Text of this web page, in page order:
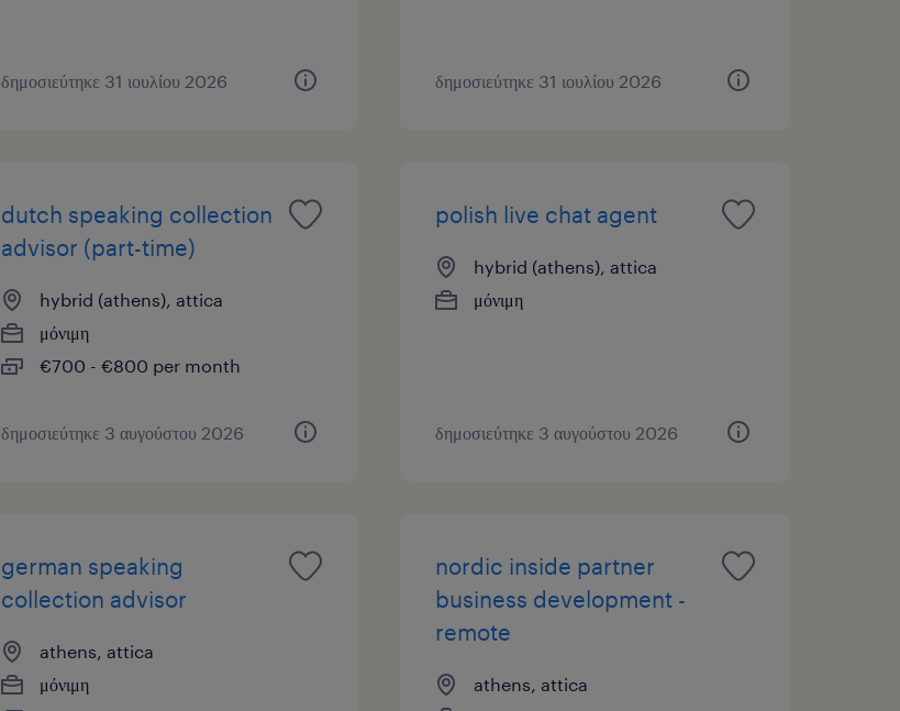
δημοσιεύτηκε 31 ιουλίου 2026 δημοσιεύτηκε 31 ιουλίου 2026
dutch speaking collection
advisor (part-time)
hybrid (athens), attica
μόνιμη
€700 - €800 per month
δημοσιεύτηκε 3 αυγούστου 2026
polish live chat agent
hybrid (athens), attica
μόνιμη
δημοσιεύτηκε 3 αυγούστου 2026
german speaking
collection advisor
athens, attica
μόνιμη
nordic inside partner
business development -
remote
athens, attica